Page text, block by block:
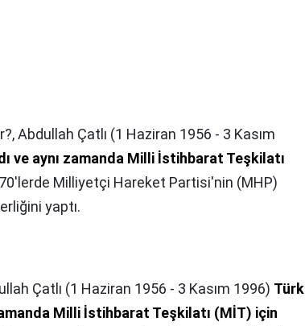
Abdullah Çatlı (1 Haziran 1956 - 3 Kasım
ve aynı zamanda Milli İstihbarat Teşkilatı
Milliyetçi Hareket Partisi'nin (MHP)
yaptı.
Çatlı (1 Haziran 1956 - 3 Kasım 1996) Türk
Milli İstihbarat Teşkilatı (MİT) için